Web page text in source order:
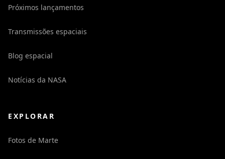
Próximos lançamentos
Transmissões espaciais
Blog espacial
Notícias da NASA
EXPLORAR
Fotos de Marte